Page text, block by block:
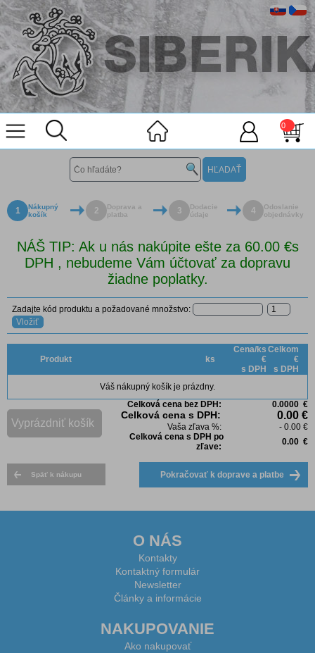
0
1
Nákupný
košík
2
Doprava a
platba
3
Dodacie
údaje
4
Odoslanie
objednávky
NÁŠ TIP: Ak u nás nakúpite ešte za 60.00 €s
DPH , nebudeme Vám účtovať za dopravu
žiadne poplatky.
Zadajte kód produktu a požadované množstvo:
Produkt ks
Cena/ks
€
s DPH
Celkom
€
s DPH
Váš nákupný košík je prázdny.
Celková cena bez DPH:
0.0000 €
Celková cena s DPH: 0.00 €
Vaša zľava %:
- 0.00 €
Celková cena s DPH po
zľave:
0.00 €
O NÁS
Kontakty
Kontaktný formulár
Newsletter
Články a informácie
NAKUPOVANIE
Ako nakupovať